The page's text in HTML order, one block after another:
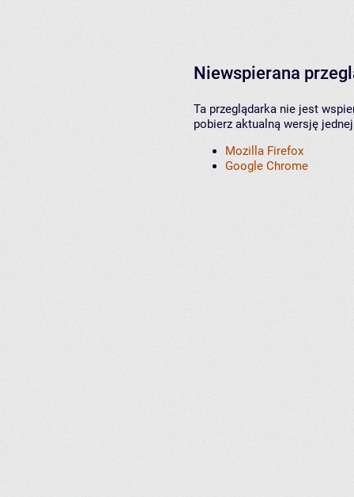
Niewspierana
Ta przeglądarka nie jest
pobierz aktualną wersję
Mozilla Firefox
Google Chrome